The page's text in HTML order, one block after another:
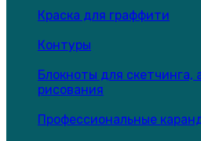
Краска для граффити
Контуры
Блокноты для скетчинга,
рисования
Профессиональные